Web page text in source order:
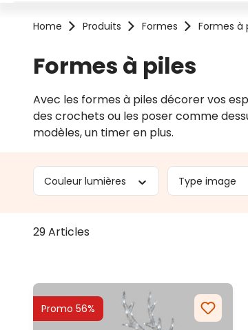
Home Produits Formes Formes à
Formes à piles
Avec les formes à piles décorer vos
des crochets ou les poser comme
modèles, un timer en plus.
Couleur lumières Type image
29 Articles
Promo 56%